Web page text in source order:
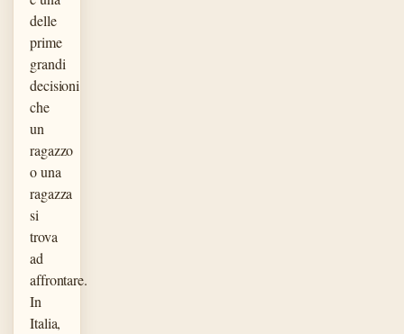
delle
prime
grandi
decisioni
che
un
ragazzo
o una
ragazza
si
trova
ad
affrontare.
In
Italia,